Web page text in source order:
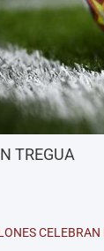
TREGUA